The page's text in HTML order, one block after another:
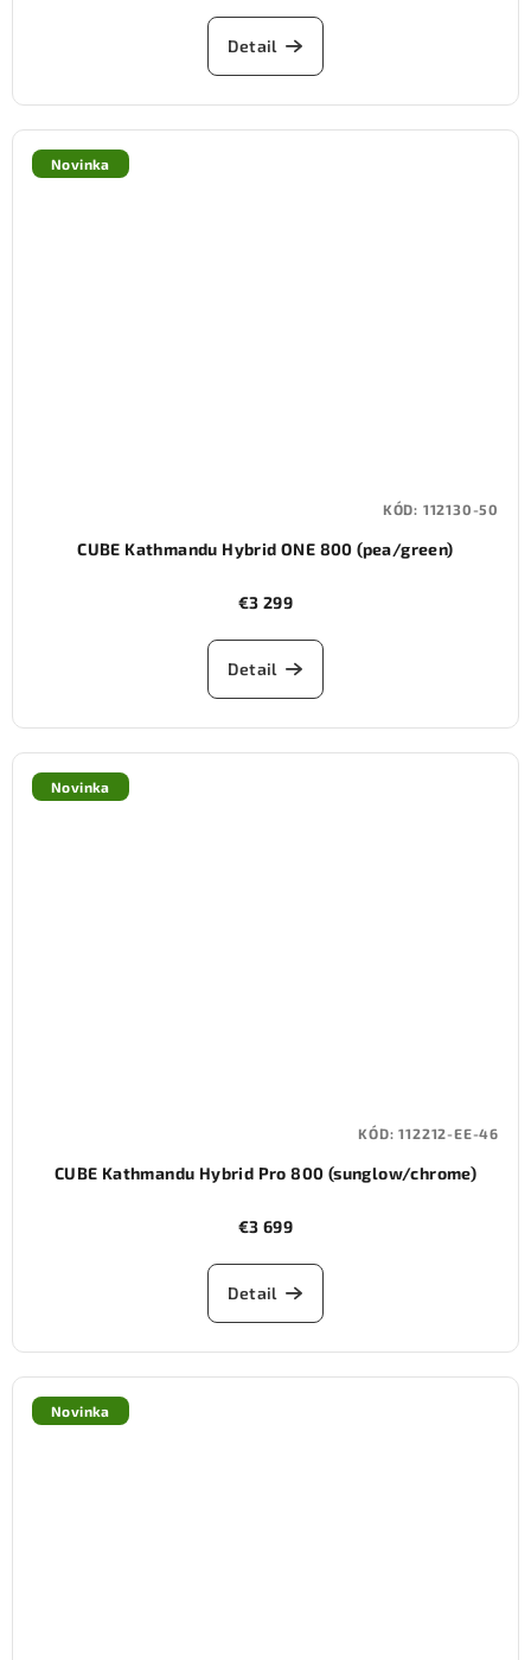
Detail
Novinka
CUBE Kathmandu Hybrid ONE 800 (pea/green)
€3 299
Detail
KÓD: 112130-50
Novinka
CUBE Kathmandu Hybrid Pro 800 (sunglow/chrome)
€3 699
Detail
KÓD:112212-EE-46
Novinka